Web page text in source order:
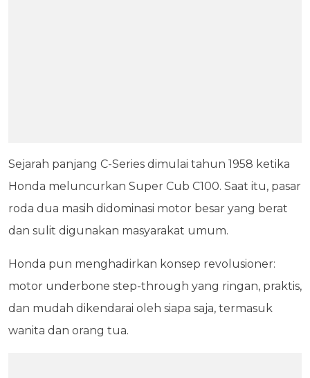
Sejarah panjang C-Series dimulai tahun 1958 ketika
Honda meluncurkan Super Cub C100. Saat itu, pasar
roda dua masih didominasi motor besar yang berat
dan sulit digunakan masyarakat umum.
Honda pun menghadirkan konsep revolusioner:
motor underbone step-through yang ringan, praktis,
dan mudah dikendarai oleh siapa saja, termasuk
wanita dan orang tua.